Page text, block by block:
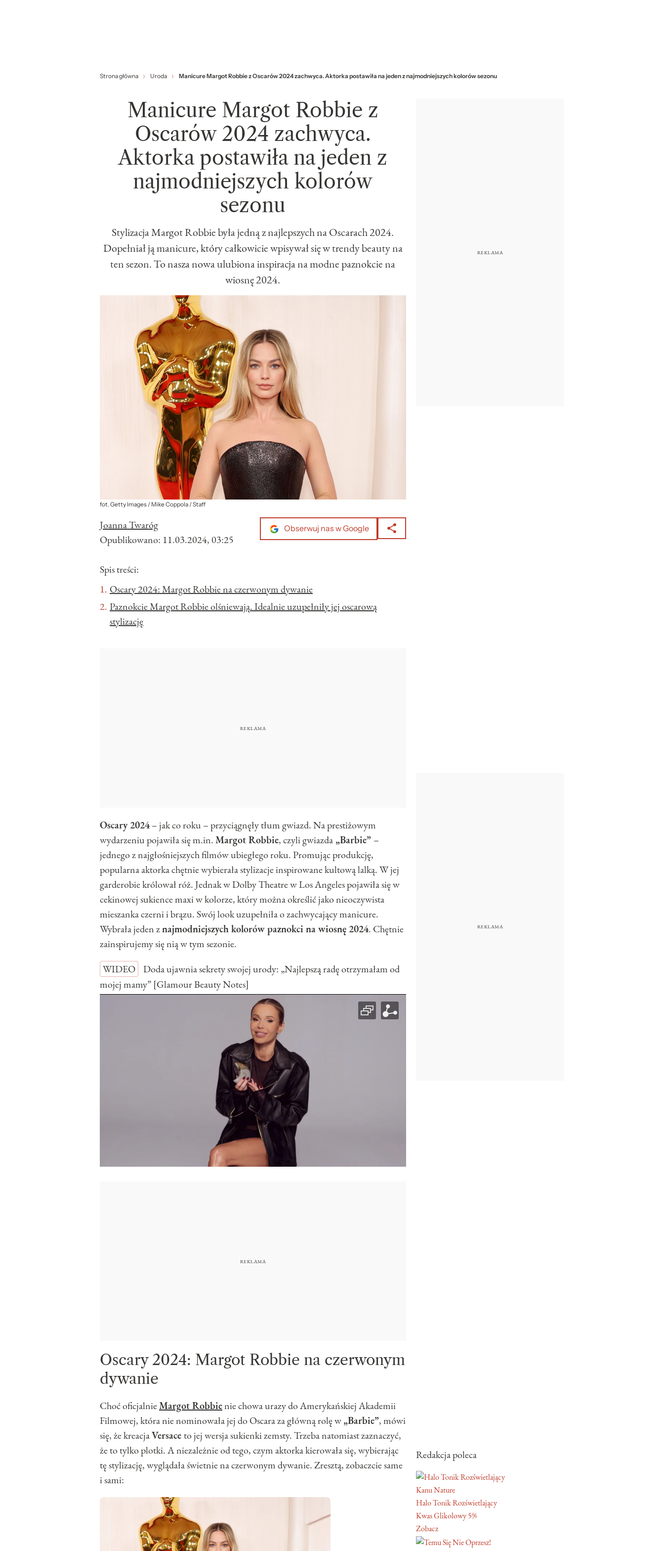
Strona główna Uroda Manicure Margot Robbie z Oscarów 2024 zachwyca. Aktorka postawiła na jeden z najmodniejszych kolorów sezonu
Manicure Margot Robbie z
Oscarów 2024 zachwyca.
Aktorka postawiła na jeden z
najmodniejszych kolorów
sezonu
Stylizacja Margot Robbie była jedną z najlepszych na Oscarach 2024.
Dopełniał ją manicure, który całkowicie wpisywał się w trendy beauty na
ten sezon. To nasza nowa ulubiona inspiracja na modne paznokcie na
wiosnę 2024.
fot. Getty Images / Mike Coppola / Staff
Joanna Twaróg
Opublikowano: 11.03.2024, 03:25
Obserwuj nas w Google
Spis treści:
Oscary 2024: Margot Robbie na czerwonym dywanie
Paznokcie Margot Robbie olśniewają. Idealnie uzupełniły jej oscarową
stylizację
Oscary 2024– jak co roku – przyciągnęły tłum gwiazd. Na prestiżowym
wydarzeniu pojawiła się m.in.Margot Robbie, czyli gwiazda „Barbie” –
jednego z najgłośniejszych filmów ubiegłego roku. Promując produkcję,
popularna aktorka chętnie wybierała stylizacje inspirowane kultową lalką. W jej
garderobie królował róż. Jednak w Dolby Theatre w Los Angeles pojawiła się w
cekinowej sukience maxi w kolorze, który można określić jako nieoczywista
mieszanka czerni i brązu. Swój look uzupełniła o zachwycający manicure.
Wybrała jeden znajmodniejszych kolorów paznokci na wiosnę 2024. Chętnie
zainspirujemy się nią w tym sezonie.
WIDEO
Doda ujawnia sekrety swojej urody: „Najlepszą radę otrzymałam od
mojej mamy” [Glamour Beauty Notes]
Oscary 2024: Margot Robbie na czerwonym
dywanie
Choć oficjalnieMargot Robbienie chowa urazy do Amerykańskiej Akademii
Filmowej, która nie nominowała jej do Oscara za główną rolę w„Barbie”, mówi
się, że kreacjaVersaceto jej wersja sukienki zemsty. Trzeba natomiast zaznaczyć,
że to tylko plotki. A niezależnie od tego, czym aktorka kierowała się, wybierając
tę stylizację, wyglądała świetnie na czerwonym dywanie. Zresztą, zobaczcie same
i sami:
Redakcja poleca
Kanu Nature
Halo Tonik Rozświetlający
Kwas Glikolowy 5%
Zobacz